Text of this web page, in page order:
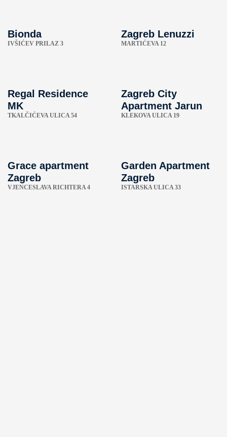
Bionda
IVŠIĆEV PRILAZ 3
Zagreb Lenuzzi
MARTIĆEVA 12
Regal Residence
MK
TKALČIĆEVA ULICA 54
Zagreb City
Apartment Jarun
KLEKOVA ULICA 19
Grace apartment
Zagreb
VJENCESLAVA RICHTERA 4
Garden Apartment
Zagreb
ISTARSKA ULICA 33